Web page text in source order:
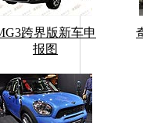
跨界版新车申
报图